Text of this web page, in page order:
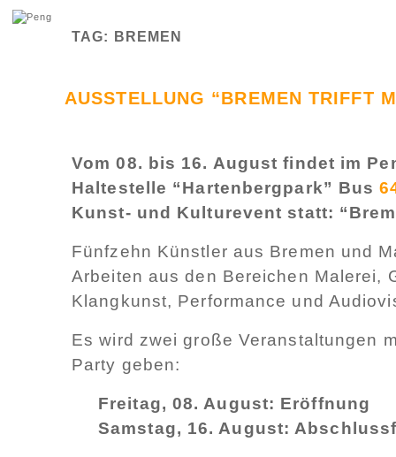
TAG: BREMEN
AUSSTELLUNG “BREMEN TRIFFT
Vom 08. bis 16. August findet im
Haltestelle “Hartenbergpark” Bus
Kunst- und Kulturevent statt:
Fünfzehn Künstler aus Bremen und
Arbeiten aus den Bereichen Malerei,
Klangkunst, Performance und
Es wird zwei große Veranstaltungen
Party geben:
Freitag, 08. August: Eröffnung
Samstag, 16. August: